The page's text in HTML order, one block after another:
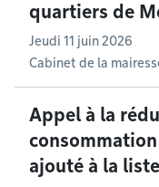
quartiers de
Jeudi 11 juin 2026
Cabinet de la
Appel à la
ajouté à la